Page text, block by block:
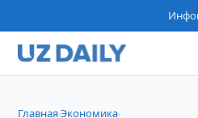
Главная›Экономика›